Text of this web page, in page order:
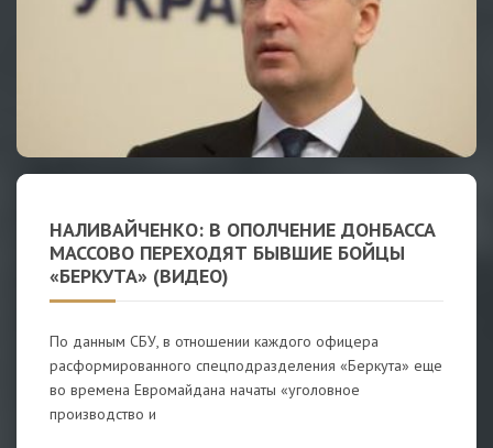
НАЛИВАЙЧЕНКО: В ОПОЛЧЕНИЕ ДОНБАССА
МАССОВО ПЕРЕХОДЯТ БЫВШИЕ БОЙЦЫ
«БЕРКУТА» (ВИДЕО)
По данным СБУ, в отношении каждого офицера
расформированного спецподразделения «Беркута» еще
во времена Евромайдана начаты «уголовное
производство и